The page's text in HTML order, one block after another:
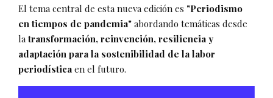
El tema central de esta nueva edición es "Periodismo
en tiempos de pandemia" abordando temáticas desde
latransformación, reinvención, resiliencia y
adaptación para la sostenibilidad de la labor
periodística en el futuro.